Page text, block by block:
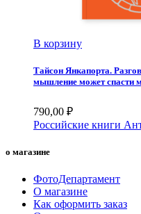
В корзину
Тайсон Янкапорта.
мышление может спасти
790,00 ₽
Российские книги
о магазине
ФотоДепартамент
О магазине
Как оформить заказ